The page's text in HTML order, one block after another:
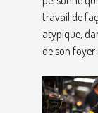
travail de
atypique,
de son foyer